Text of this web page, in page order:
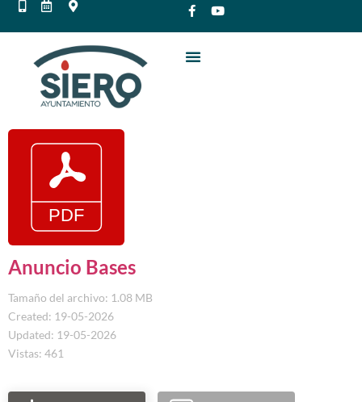
Anuncio Bases
Tamaño del archivo: 1.08 MB
Created: 19-05-2026
Updated: 19-05-2026
Vistas: 461